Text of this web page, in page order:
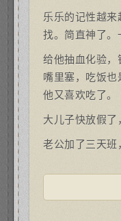
乐乐的记性越
找。简直神了。
给他抽血化验，
嘴里塞，吃饭也
他又喜欢吃了。
大儿子快放假了
老公加了三天班